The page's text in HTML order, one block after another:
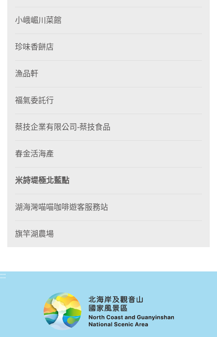
小峨嵋川菜館
珍味香餅店
漁品軒
福氣委託行
蔡技企業有限公司-蔡技食品
春金活海產
米詩堤極北藍點
湖海灣喵喵咖啡遊客服務站
旗竿湖農場
:::